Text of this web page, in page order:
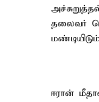
தலைவர்
ஈரான்